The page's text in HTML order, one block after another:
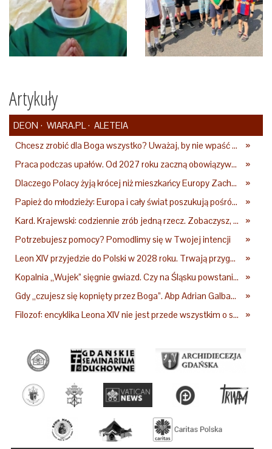
Artykuły
DEON WIARA.PL
ALETEIA
»
Chcesz zrobić dla Boga wszystko? Uważaj, by nie wpaść w groźną pułapkę
»
Praca podczas upałów. Od 2027 roku zaczną obowiązywać nowe przepisy
»
Dlaczego Polacy żyją krócej niż mieszkańcy Europy Zachodniej? Ekspertka wskazuje główne przyczyny
»
Papież do młodzieży: Europa i cały świat poszukują pośród was nowych świętych
»
Kard. Krajewski: codziennie zrób jedną rzecz. Zobaczysz, co stanie się z twoim życiem
»
Potrzebujesz pomocy? Pomodlimy się w Twojej intencji
»
Leon XIV przyjedzie do Polski w 2028 roku. Trwają przygotowania do papieskiej pielgrzymki
»
Kopalnia „Wujek” sięgnie gwiazd. Czy na Śląsku powstanie „Dolina Krzemowa”?
»
Gdy „czujesz się kopnięty przez Boga”. Abp Adrian Galbas: Pan Bóg nie zabierze szpili
»
Filozof: encyklika Leona XIV nie jest przede wszystkim o sztucznej inteligencji